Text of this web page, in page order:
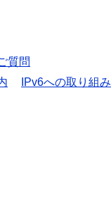
質問
IPv6への取り組み